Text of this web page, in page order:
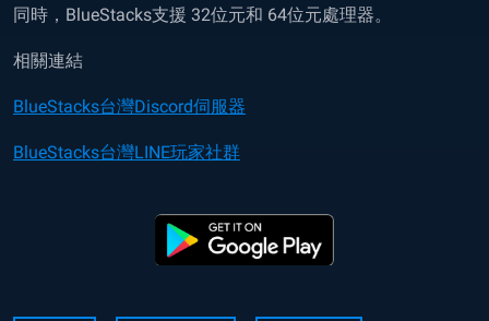
同時，BlueStacks支援 32位元和 64位元處理器。
相關連結
BlueStacks台灣Discord伺服器
BlueStacks台灣LINE玩家社群